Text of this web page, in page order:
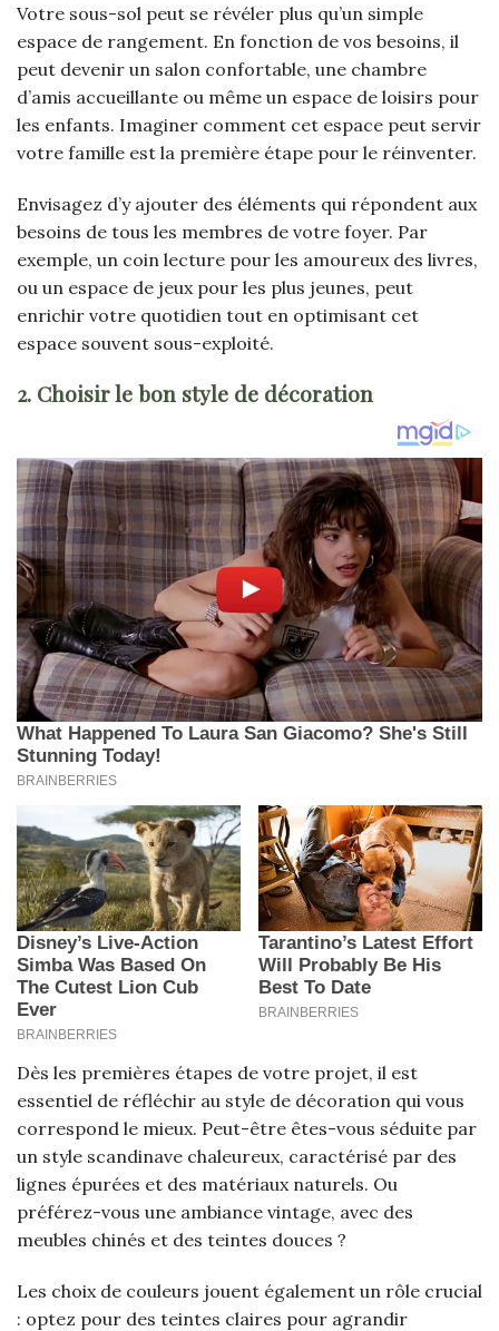
Votre sous-sol peut se révéler plus qu’un simple
espace de rangement. En fonction de vos besoins, il
peut devenir un salon confortable, une chambre
d’amis accueillante ou même un espace de loisirs pour
les enfants. Imaginer comment cet espace peut servir
votre famille est la première étape pour le réinventer.
Envisagez d’y ajouter des éléments qui répondent aux
besoins de tous les membres de votre foyer. Par
exemple, un coin lecture pour les amoureux des livres,
ou un espace de jeux pour les plus jeunes, peut
enrichir votre quotidien tout en optimisant cet
espace souvent sous-exploité.
2. Choisir le bon style de décoration
Dès les premières étapes de votre projet, il est
essentiel de réfléchir au style de décoration qui vous
correspond le mieux. Peut-être êtes-vous séduite par
un style scandinave chaleureux, caractérisé par des
lignes épurées et des matériaux naturels. Ou
préférez-vous une ambiance vintage, avec des
meubles chinés et des teintes douces ?
Les choix de couleurs jouent également un rôle crucial
: optez pour des teintes claires pour agrandir